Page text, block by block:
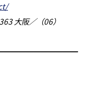
大阪／（06）